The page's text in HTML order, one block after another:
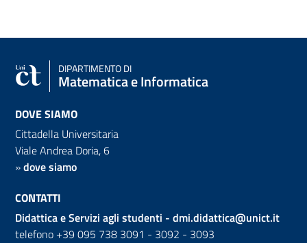
DIPARTIMENTO DI
Matematica e Informatica
DOVE SIAMO
Cittadella Universitaria
Viale Andrea Doria, 6
»dove siamo
CONTATTI
Didattica e Servizi agli studenti - dmi.didattica@unict.it
telefono +39 095 738 3091 - 3092 - 3093